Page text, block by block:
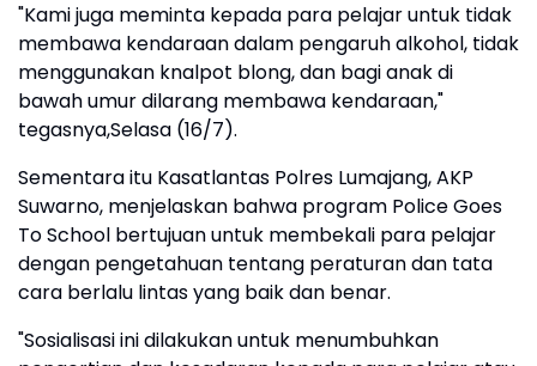
"Kami juga meminta kepada para pelajar untuk tidak
membawa kendaraan dalam pengaruh alkohol, tidak
menggunakan knalpot blong, dan bagi anak di
bawah umur dilarang membawa kendaraan,"
tegasnya,Selasa (16/7).
Sementara itu Kasatlantas Polres Lumajang, AKP
Suwarno, menjelaskan bahwa program Police Goes
To School bertujuan untuk membekali para pelajar
dengan pengetahuan tentang peraturan dan tata
cara berlalu lintas yang baik dan benar.
"Sosialisasi ini dilakukan untuk menumbuhkan